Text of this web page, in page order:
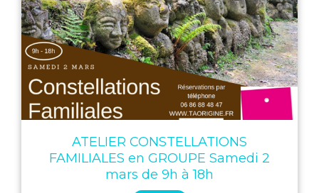
ATELIER CONSTELLATIONS
FAMILIALES en GROUPE Samedi 2
mars de 9h à 18h